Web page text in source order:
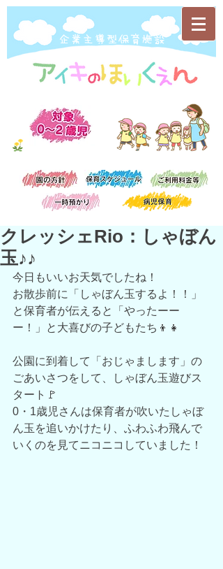
​企業主導型保育施設
クレッシェRio：しゃぼん
玉♪♪
今日もいいお天気でしたね！
お散歩前に「しゃぼん玉するよ！！」
と保育者が伝えると「やったーー
ー！」と大喜びの子どもたち👦👧
公園に到着して「おじゃまします」の
ごあいさつをして、しゃぼん玉遊びス
タート🚩
0・1歳児さんは保育者が吹いたしゃぼ
ん玉を追いかけたり、ふわふわ飛んで
いくのを見てニコニコしていました！